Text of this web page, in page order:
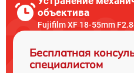
объектива
Fujifilm XF 18-55mm
Бесплатная
специалистом